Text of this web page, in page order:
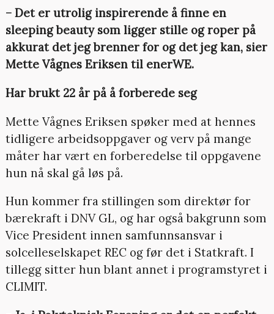
– Det er utrolig inspirerende å finne en
sleeping beauty som ligger stille og roper på
akkurat det jeg brenner for og det jeg kan, sier
Mette Vågnes Eriksen til enerWE.
Har brukt 22 år på å forberede seg
Mette Vågnes Eriksen spøker med at hennes
tidligere arbeidsoppgaver og verv på mange
måter har vært en forberedelse til oppgavene
hun nå skal gå løs på.
Hun kommer fra stillingen som direktør for
bærekraft i DNV GL, og har også bakgrunn som
Vice President innen samfunnsansvar i
solcelleselskapet REC og før det i Statkraft. I
tillegg sitter hun blant annet i programstyret i
CLIMIT.